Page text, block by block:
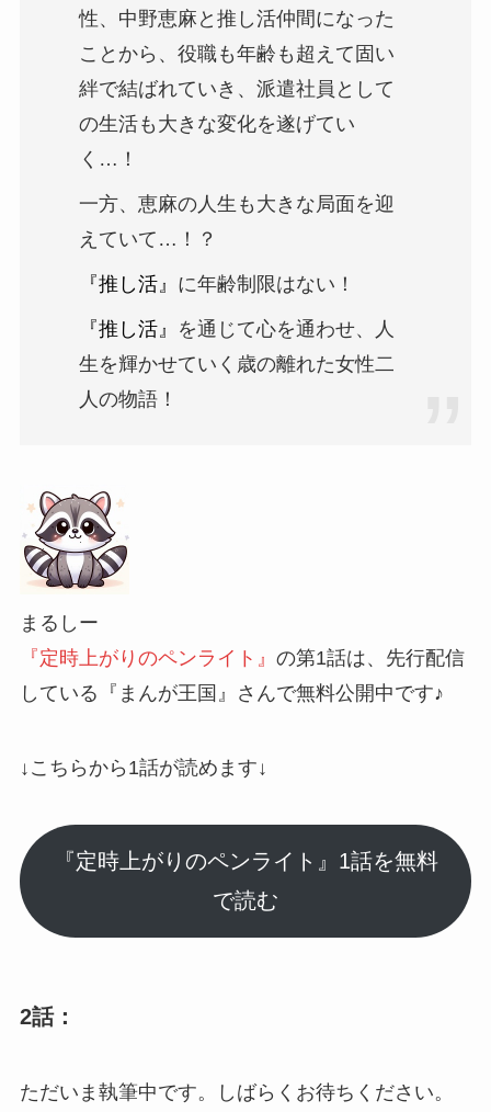
性、中野恵麻と推し活仲間になった
ことから、役職も年齢も超えて固い
絆で結ばれていき、派遣社員として
の生活も大きな変化を遂げてい
く…！
一方、恵麻の人生も大きな局面を迎
えていて…！？
『推し活』 に年齢制限はない！
『推し活』
を通じて心を通わせ、人
生を輝かせていく歳の離れた女性二
人の物語！
まるしー
『定時上がりのペンライト』 の第1話は、先行配信
している 『まんが王国』 さんで無料公開中です♪
↓こちらから1話が読めます↓
『定時上がりのペンライト』1話を無料
で読む
2話：
ただいま執筆中です。しばらくお待ちください。